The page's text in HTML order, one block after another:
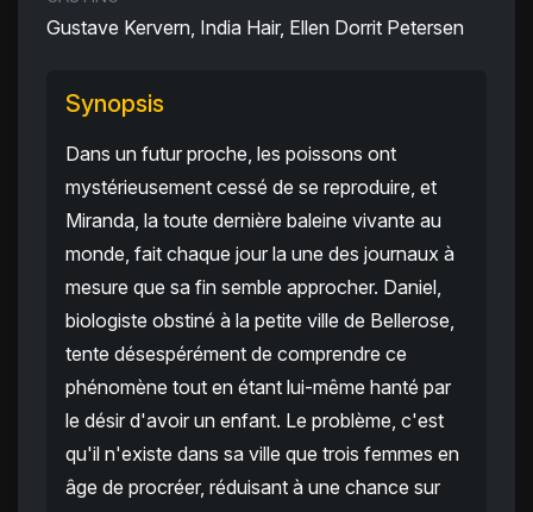
Gustave Kervern, India Hair, Ellen Dorrit Petersen
Synopsis
Dans un futur proche, les poissons ont
mystérieusement cessé de se reproduire, et
Miranda, la toute dernière baleine vivante au
monde, fait chaque jour la une des journaux à
mesure que sa fin semble approcher. Daniel,
biologiste obstiné à la petite ville de Bellerose,
tente désespérément de comprendre ce
phénomène tout en étant lui-même hanté par
le désir d'avoir un enfant. Le problème, c'est
qu'il n'existe dans sa ville que trois femmes en
âge de procréer, réduisant à une chance sur